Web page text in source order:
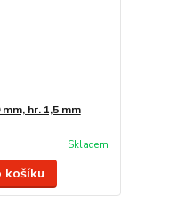
hr. 1,5 mm
Skladem
košíku